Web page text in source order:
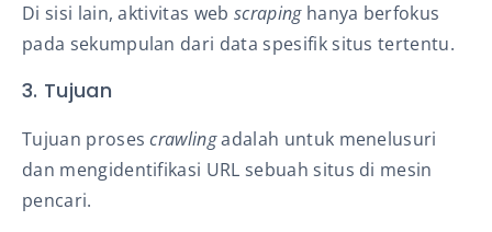
Di sisi lain, aktivitas web scrapinghanya berfokus
pada sekumpulan dari data spesifik situs tertentu.
3. Tujuan
Tujuan prosescrawlingadalah untuk menelusuri
dan mengidentifikasi URL sebuah situs di mesin
pencari.